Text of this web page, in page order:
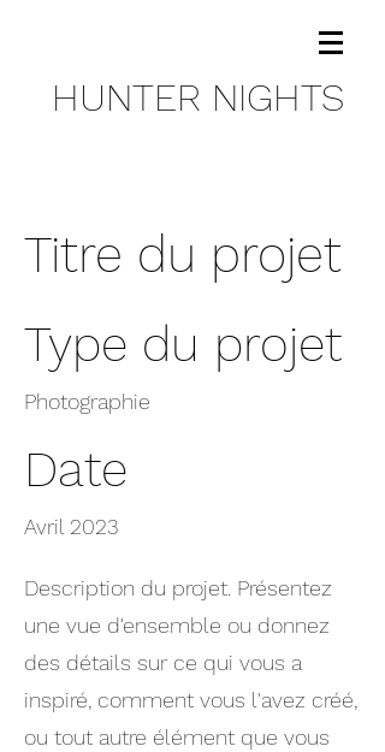
HUNTER NIGHTS
Titre du projet
Type du projet
Photographie
Date
Avril 2023
Description du projet. Présentez
une vue d'ensemble ou donnez
des détails sur ce qui vous a
inspiré, comment vous l'avez créé,
ou tout autre élément que vous